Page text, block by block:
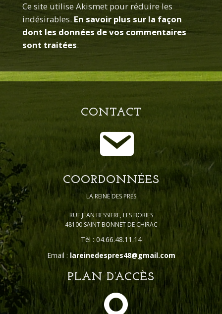
Ce site utilise Akismet pour réduire les
indésirables. En savoir plus sur la façon
dont les données de vos commentaires
sont traitées.
CONTACT
COORDONNÉES
LA REINE DES PRES
RUE JEAN BESSIERE, LES BORIES
48100 SAINT BONNET DE CHIRAC
Tèl : 04.66.48.11.14
Email : lareinedespres48@gmail.com
PLAN D’ACCÈS